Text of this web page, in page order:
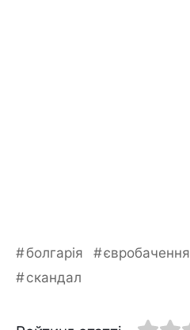
болгарія євробачення
скандал